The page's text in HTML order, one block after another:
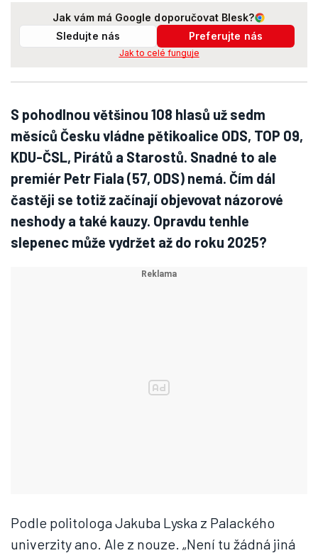
Jak vám má Google doporučovat Blesk?
Sledujte nás
Preferujte nás
Jak to celé funguje
S pohodlnou většinou 108 hlasů už sedm
měsíců Česku vládne pětikoalice ODS, TOP 09,
KDU-ČSL, Pirátů a Starostů. Snadné to ale
premiér Petr Fiala (57, ODS) nemá. Čím dál
častěji se totiž začínají objevovat názorové
neshody a také kauzy. Opravdu tenhle
slepenec může vydržet až do roku 2025?
Podle politologa Jakuba Lyska z Palackého
univerzity ano. Ale z nouze. „Není tu žádná jiná